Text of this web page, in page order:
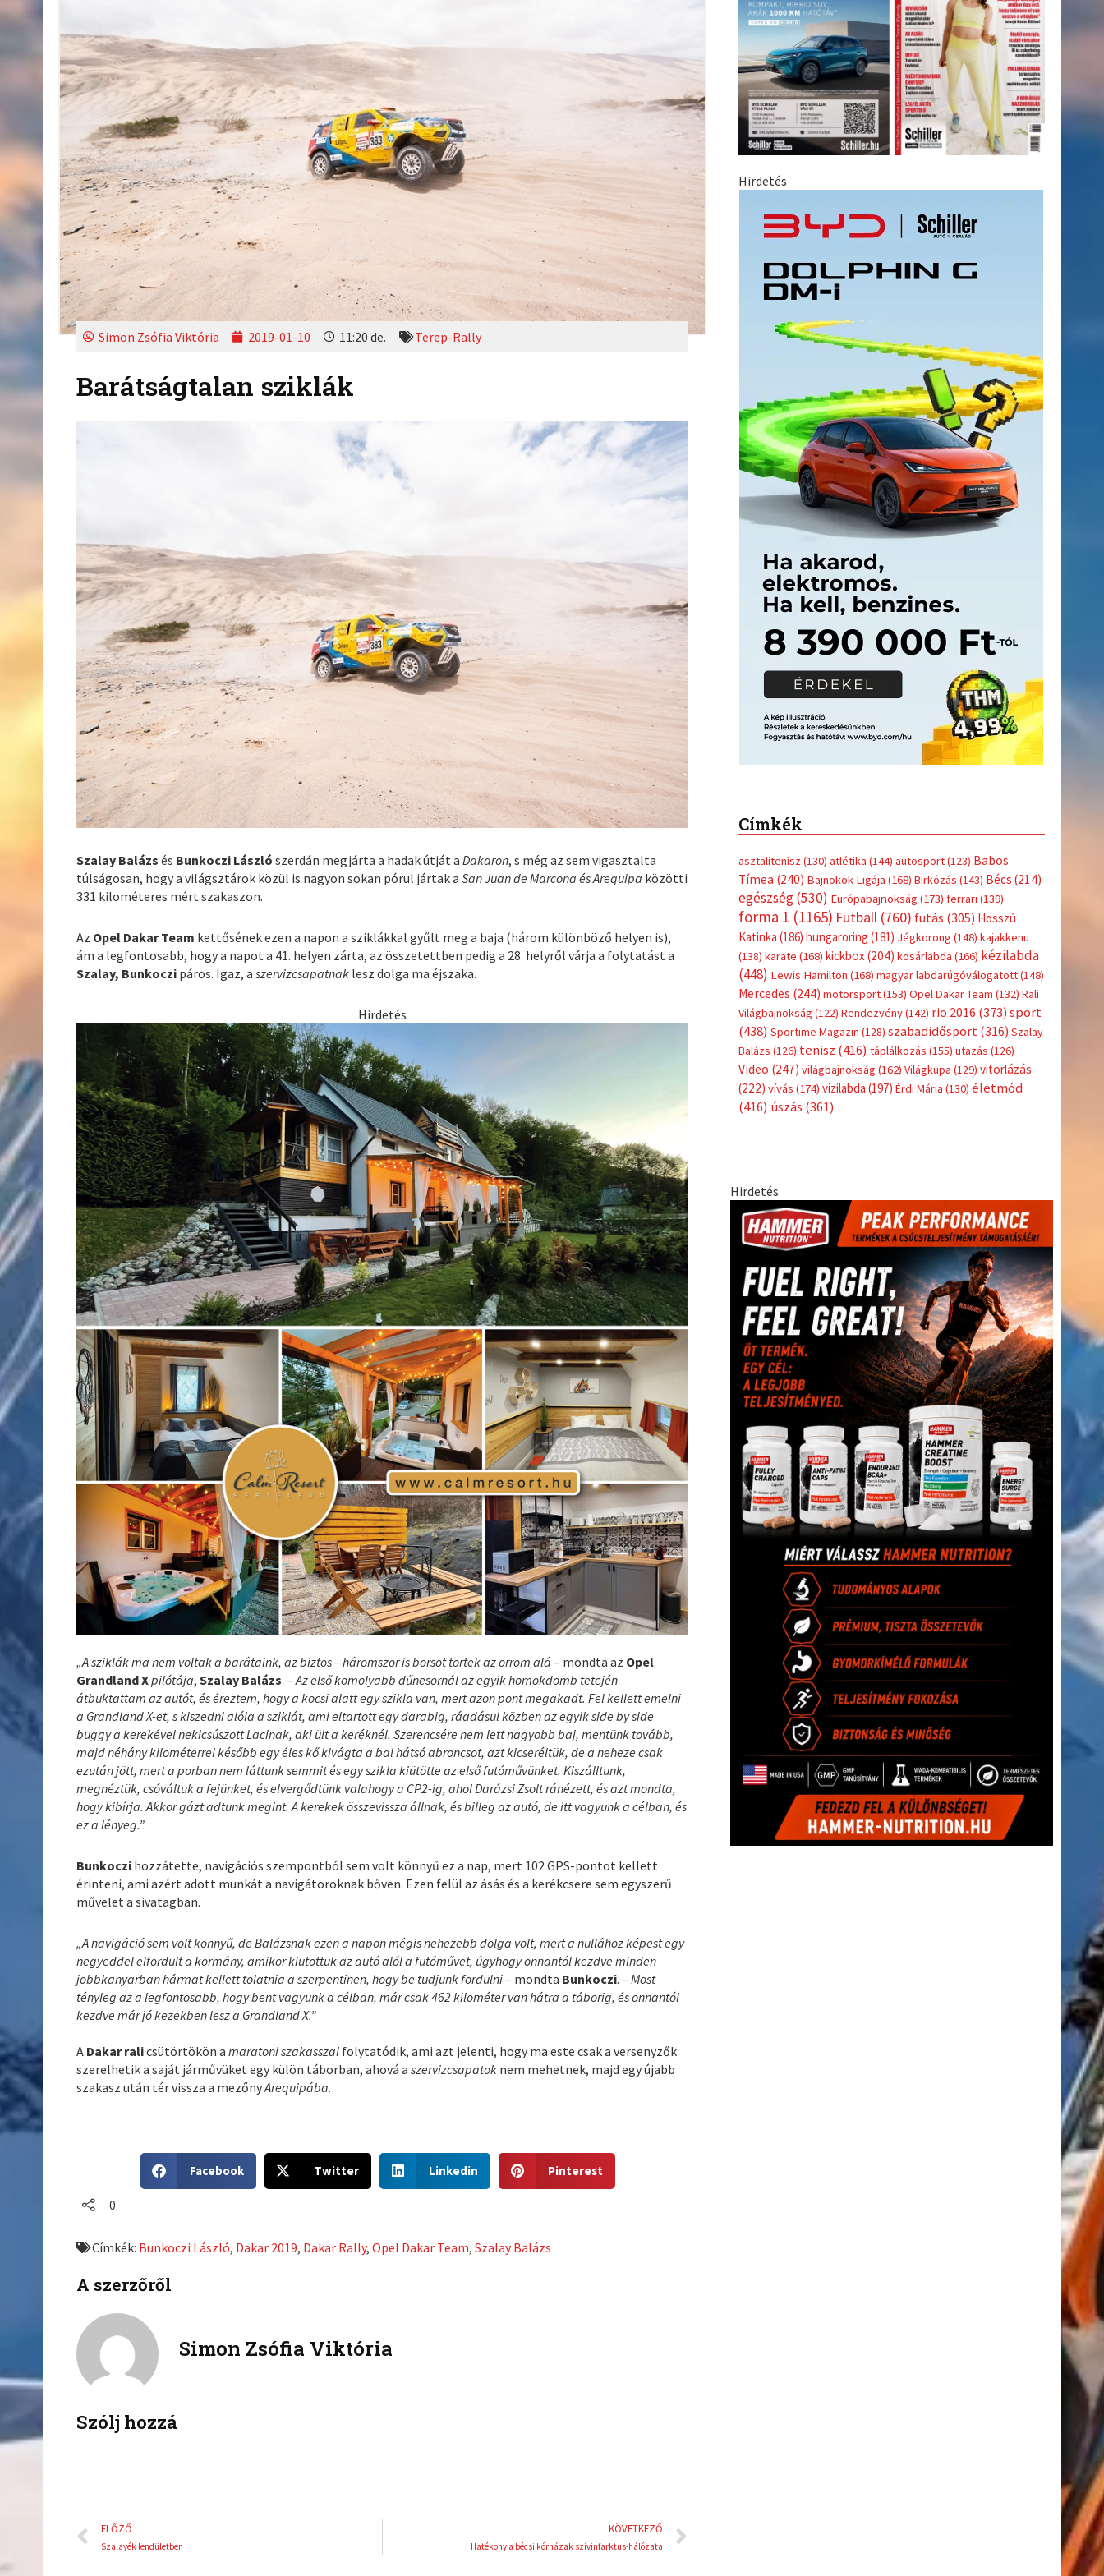
Simon Zsófia Viktória 2019-01-10 11:20 de. Terep-Rally
Barátságtalan sziklák
Szalay Balázs és Bunkoczi László szerdán megjárta a hadak útját aDakaron, s még az sem vigasztalta
túlságosan, hogy a világsztárok közül is nagyon sokan pórul jártak aSan Juan de Marcona és Arequipa közötti
331 kilométeres mért szakaszon.
Az Opel Dakar Team kettősének ezen a napon a sziklákkal gyűlt meg a baja (három különböző helyen is),
ám a legfontosabb, hogy a napot a 41. helyen zárta, az összetettben pedig a 28. helyről várja a folytatást a
Szalay, Bunkoczi páros. Igaz, aszervizcsapatnak lesz dolga ma éjszaka.
Hirdetés
„A sziklák ma nem voltak a barátaink, az biztos – háromszor is borsot törtek az orrom alá – mondta az Opel
Grandland Xpilótája,Szalay Balázs. –Az első komolyabb dűnesornál az egyik homokdomb tetején
átbuktattam az autót, és éreztem, hogy a kocsi alatt egy szikla van, mert azon pont megakadt. Fel kellett emelni
a Grandland X-et, s kiszedni alóla a sziklát, ami eltartott egy darabig, ráadásul közben az egyik side by side
buggy a kerekével nekicsúszott Lacinak, aki ült a keréknél. Szerencsére nem lett nagyobb baj, mentünk tovább,
majd néhány kilométerrel később egy éles kő kivágta a bal hátsó abroncsot, azt kicseréltük, de a neheze csak
ezután jött, mert a porban nem láttunk semmit és egy szikla kiütötte az első futóművünket. Kiszálltunk,
megnéztük, csóváltuk a fejünket, és elvergődtünk valahogy a CP2-ig, ahol Darázsi Zsolt ránézett, és azt mondta,
hogy kibírja. Akkor gázt adtunk megint. A kerekek összevissza állnak, és billeg az autó, de itt vagyunk a célban, és
ez a lényeg.”
Bunkoczi hozzátette, navigációs szempontból sem volt könnyű ez a nap, mert 102 GPS-pontot kellett
érinteni, ami azért adott munkát a navigátoroknak bőven. Ezen felül az ásás és a kerékcsere sem egyszerű
művelet a sivatagban.
„A navigáció sem volt könnyű, de Balázsnak ezen a napon mégis nehezebb dolga volt, mert a nullához képest egy
negyeddel elfordult a kormány, amikor kiütöttük az autó alól a futóművet, úgyhogy onnantól kezdve minden
jobbkanyarban hármat kellett tolatnia a szerpentinen, hogy be tudjunk fordulni– mondta Bunkoczi. –Most
tényleg az a legfontosabb, hogy bent vagyunk a célban, már csak 462 kilométer van hátra a táborig, és onnantól
kezdve már jó kezekben lesz a Grandland X.”
A Dakar ralicsütörtökön amaratoni szakasszal folytatódik, ami azt jelenti, hogy ma este csak a versenyzők
szerelhetik a saját járművüket egy külön táborban, ahová aszervizcsapatok nem mehetnek, majd egy újabb
szakasz után tér vissza a mezőnyArequipába.
h
o
f
b
Facebook
h
o
t
t
Twitter
h
o
Linkedin
h
o
Pinterest
0
Címkék: Bunkoczi László, Dakar 2019, Dakar Rally,Opel Dakar Team,Szalay Balázs
A szerzőről
Simon Zsófia Viktória
Szólj hozzá
Előző
ELŐZŐ
Szalayék lendületben
KÖVETKEZŐ
Hatékony a bécsi kórházak szívinfarktus-hálózata
Hirdetés
Címkék
asztalitenisz (130) atlétika (144) autosport(123) Babos
Tímea (240) Bajnokok Ligája (168) Birkózás (143) Bécs (214)
egészség(530) Európabajnokság (173) ferrari (139)
forma 1 (1165) Futball(760) futás (305) Hosszú
Katinka (186) hungaroring (181) Jégkorong (148) kajakkenu
(138) karate (168) kickbox(204) kosárlabda (166) kézilabda
(448) Lewis Hamilton (168) magyar labdarúgóválogatott(148)
Mercedes (244) motorsport(153) Opel Dakar Team (132) Rali
Világbajnokság (122) Rendezvény(142) rio 2016 (373) sport
(438) Sportime Magazin (128) szabadidősport (316) Szalay
Balázs (126) tenisz (416) táplálkozás (155) utazás (126)
Video (247) világbajnokság (162) Világkupa (129) vitorlázás
(222) vívás (174) vízilabda (197) Érdi Mária (130) életmód
(416) úszás (361)
Hirdetés